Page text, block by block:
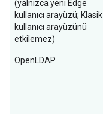
(yalnızca yeni Edge
kullanıcı arayüzü; Klasik
kullanıcı arayüzünü
etkilemez)
OpenLDAP